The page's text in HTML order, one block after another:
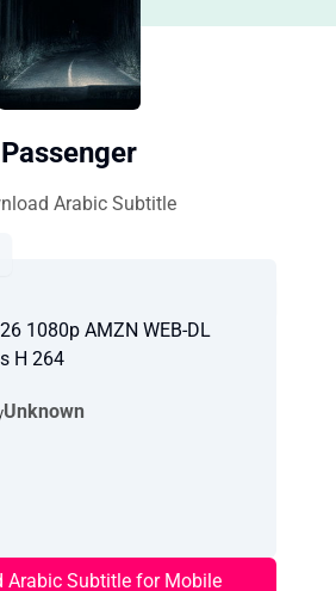
Passenger
Arabic Subtitle
1080p AMZN WEB-DL
H 264
Unknown
Arabic Subtitle for Mobile